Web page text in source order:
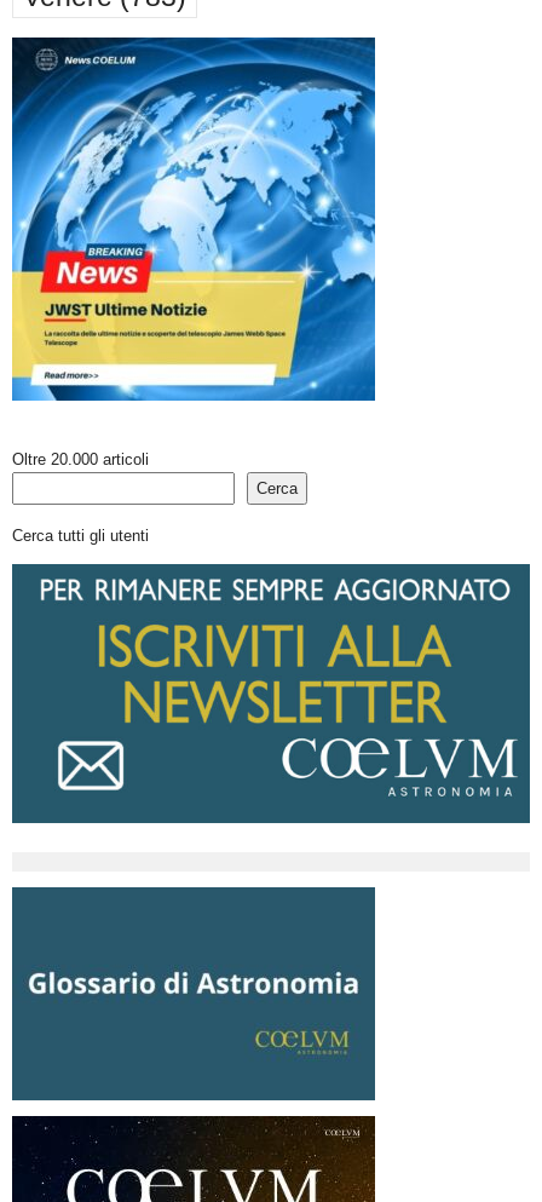
Oltre 20.000 articoli
Cerca
Cerca tutti gli utenti